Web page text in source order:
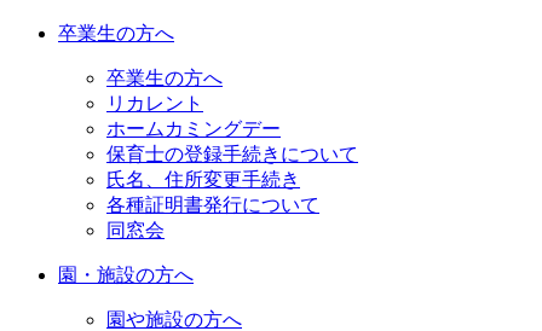
卒業生の方へ
卒業生の方へ
リカレント
ホームカミングデー
保育士の登録手続きについて
氏名、住所変更手続き
各種証明書発行について
同窓会
園・施設の方へ
園や施設の方へ